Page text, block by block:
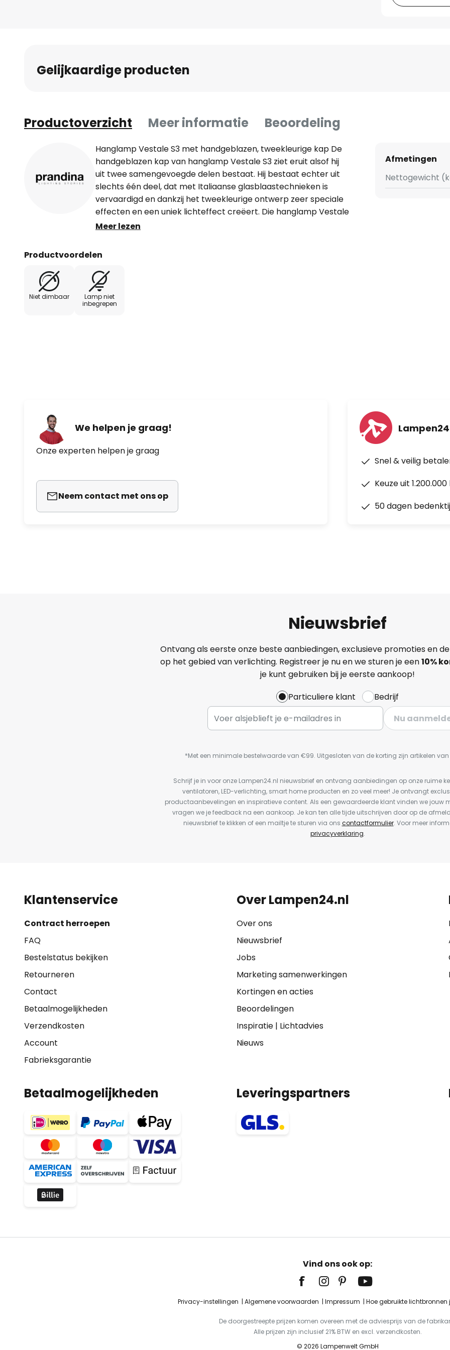
Gelijkaardige producten
Productoverzicht Meer informatie Beoordeling
Hanglamp Vestale S3 met handgeblazen, tweekleurige kap De
handgeblazen kap van hanglamp Vestale S3 ziet eruit alsof hij
uit twee samengevoegde delen bestaat. Hij bestaat echter uit
slechts één deel, dat met Italiaanse glasblaastechnieken is
vervaardigd en dankzij het tweekleurige ontwerp zeer speciale
effecten en een uniek lichteffect creëert. Die hanglamp Vestale
is een tijdloos elegante lichtbron die in de meest uiteenlopende
fabrikant Prandina. Het handelsmerk van de lampen van
Prandina zijn de mondgeblazen glazen kappen, die de lampen
een hoge herkenningswaarde geven dankzij hun eersteklas
Meer lezen
Productvoordelen
Niet dimbaar
Lamp niet
inbegrepen
Afmetingen
Nettogewicht
We helpen je graag!
Onze experten helpen je graag
Neem contact met ons op
Snel & veilig
Keuze uit
50 dagen
Nieuwsbrief
Ontvang als eerste onze beste aanbiedingen, exclusieve promoties en
op het gebied van verlichting. Registreer je nu en we sturen je een10%
je kunt gebruiken bij je eerste aankoop!
Particuliere klant
Bedrijf
Nu
*Met een minimale bestelwaarde van €99. Uitgesloten van de korting zijn artikelen van
Schrijf je in voor onze Lampen24.nl nieuwsbrief en ontvang aanbiedingen op onze ruime
ventilatoren, LED-verlichting, smart home producten en zo veel meer! Je ontvangt
productaanbevelingen en inspiratieve content. Als een gewaardeerde klant vinden we jouw
vragen we je feedback na een aankoop. Je kan ten alle tijde uitschrijven door op de
nieuwsbrief te klikken of een mailtje te sturen via ons contactformulier. Voor meer
privacyverklaring.
Klantenservice
Contract herroepen
FAQ
Bestelstatus bekijken
Retourneren
Contact
Betaalmogelijkheden
Verzendkosten
Account
Fabrieksgarantie
Over Lampen24.nl
Over ons
Nieuwsbrief
Jobs
Marketing samenwerkingen
Kortingen en acties
Beoordelingen
Inspiratie| Lichtadvies
Nieuws
Betaalmogelijkheden Leveringspartners
Vind ons ook op:
Privacy-instellingen Algemene voorwaarden Impressum Hoe gebruikte
De doorgestreepte prijzen komen overeen met de adviesprijs van de
Alle prijzen zijn inclusief 21% BTW en excl. verzendkosten.
© 2026 Lampenwelt GmbH